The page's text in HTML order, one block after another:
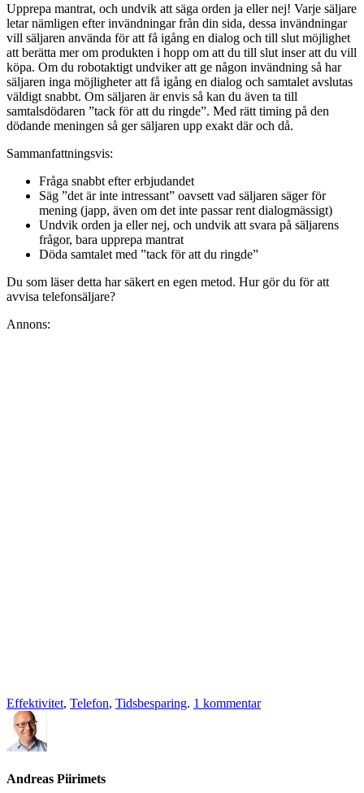
Upprepa mantrat, och undvik att säga orden ja eller nej! Varje säljare
letar nämligen efter invändningar från din sida, dessa invändningar
vill säljaren använda för att få igång en dialog och till slut möjlighet
att berätta mer om produkten i hopp om att du till slut inser att du vill
köpa. Om du robotaktigt undviker att ge någon invändning så har
säljaren inga möjligheter att få igång en dialog och samtalet avslutas
väldigt snabbt. Om säljaren är envis så kan du även ta till
samtalsdödaren ”tack för att du ringde”. Med rätt timing på den
dödande meningen så ger säljaren upp exakt där och då.
Sammanfattningsvis:
Fråga snabbt efter erbjudandet
Säg ”det är inte intressant” oavsett vad säljaren säger för
mening (japp, även om det inte passar rent dialogmässigt)
Undvik orden ja eller nej, och undvik att svara på säljarens
frågor, bara upprepa mantrat
Döda samtalet med ”tack för att du ringde”
Du som läser detta har säkert en egen metod. Hur gör du för att
avvisa telefonsäljare?
Annons:
Effektivitet, Telefon, Tidsbesparing. 1 kommentar
Andreas Piirimets